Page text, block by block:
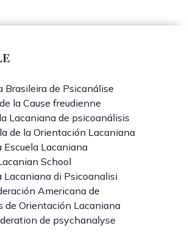
Brasileira de Psicanálise
la Cause freudienne
Lacaniana de psicoanálisis
de la Orientación Lacaniana
Escuela Lacaniana
School
Lacaniana di Psicoanalisi
Americana de
de Orientación Lacaniana
de psychanalyse